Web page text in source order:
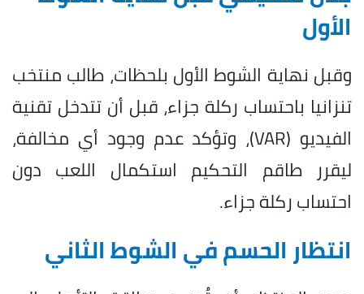
الأول
وقبل نهاية الشوط الأول بلحظات، طالب منتخب
تنزانيا باحتساب ركلة جزاء، قبل أن تتدخل تقنية
الفيديو (VAR)، وتؤكد عدم وجود أي مخالفة،
ليقرر طاقم التحكيم استكمال اللعب دون
احتساب ركلة جزاء.
انتظار الحسم في الشوط الثاني